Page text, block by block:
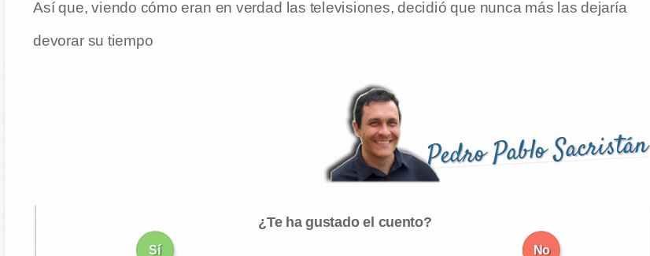
Así que, viendo cómo eran en verdad las televisiones, decidió que nunca más las dejaría
devorar su tiempo
Pedro Pablo Sacristán
¿Te ha gustado el cuento?
Sí No